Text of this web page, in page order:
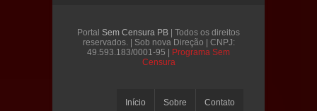
Portal Sem Censura PB | Todos os direitos
reservados. | Sob nova Direção | CNPJ:
49.593.183/0001-95 |
Programa Sem
Censura
Início Sobre Contato